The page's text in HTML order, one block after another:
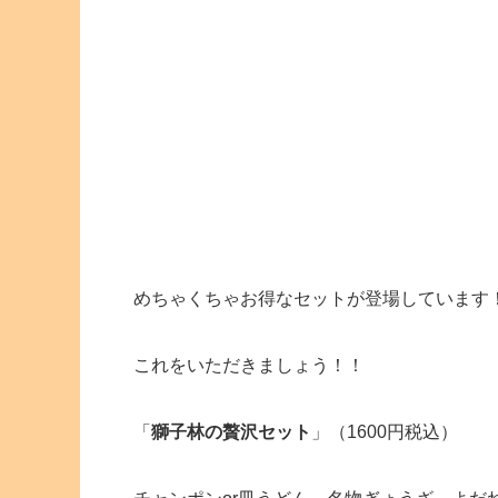
めちゃくちゃお得なセットが登場しています
これをいただきましょう！！
「 獅子林の贅沢セット 」（1600円税込）